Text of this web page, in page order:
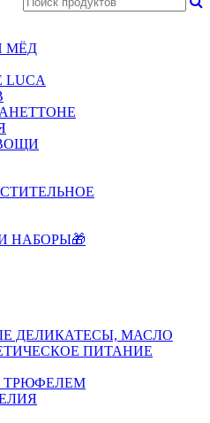
МЁД
НАБОРЫ🎁
ДЕЛИКАТЕСЫ, МАСЛО
ПИТАНИЕ
ТРЮФЕЛЕМ